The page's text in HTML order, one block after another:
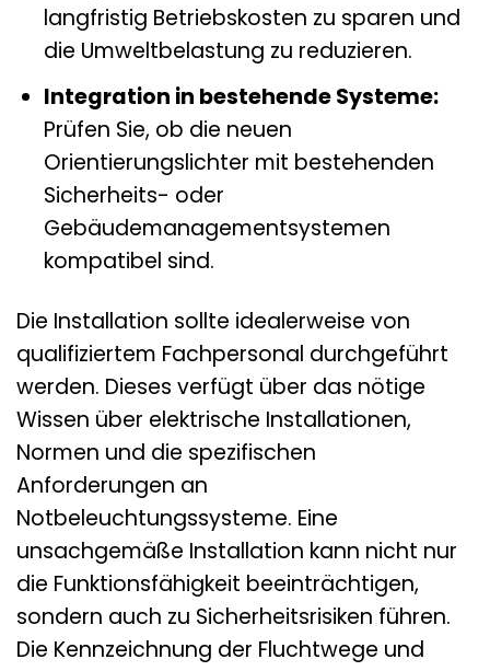
langfristig Betriebskosten zu sparen und
die Umweltbelastung zu reduzieren.
Integration in bestehende Systeme:
Prüfen Sie, ob die neuen
Orientierungslichter mit bestehenden
Sicherheits- oder
Gebäudemanagementsystemen
kompatibel sind.
Die Installation sollte idealerweise von
qualifiziertem Fachpersonal durchgeführt
werden. Dieses verfügt über das nötige
Wissen über elektrische Installationen,
Normen und die spezifischen
Anforderungen an
Notbeleuchtungssysteme. Eine
unsachgemäße Installation kann nicht nur
die Funktionsfähigkeit beeinträchtigen,
sondern auch zu Sicherheitsrisiken führen.
Die Kennzeichnung der Fluchtwege und